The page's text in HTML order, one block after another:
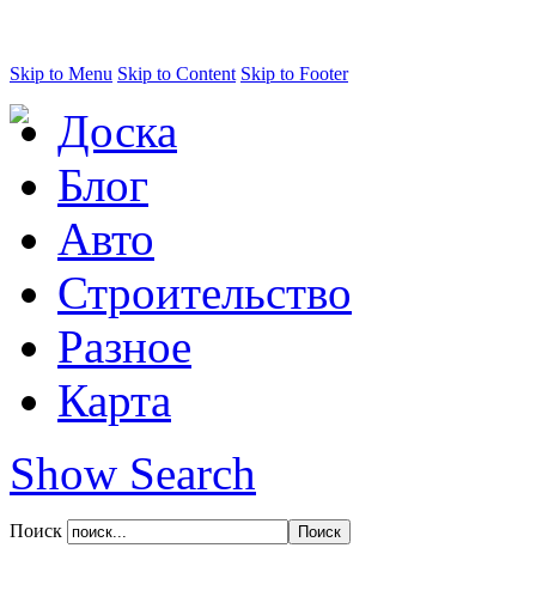
Skip to Menu Skip to Content Skip to Footer
Доска
Блог
Авто
Строительство
Разное
Карта
Show Search
Поиск